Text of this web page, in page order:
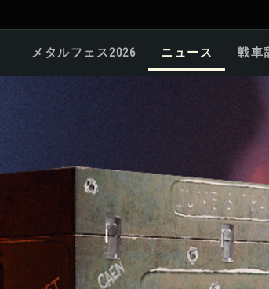
メタルフェス2026 ニュース 戦車